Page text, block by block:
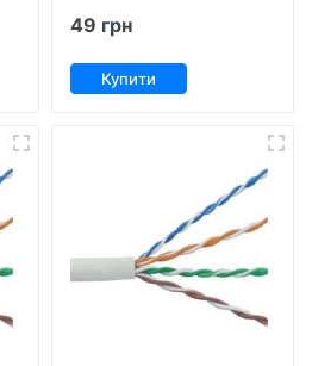
49 грн
Купити